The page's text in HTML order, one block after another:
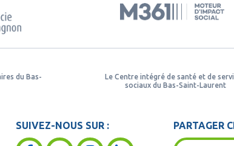
du Bas-
Le Centre intégré de santé et de
sociaux du Bas-Saint-Laurent
SUIVEZ-NOUS SUR : PARTAGER